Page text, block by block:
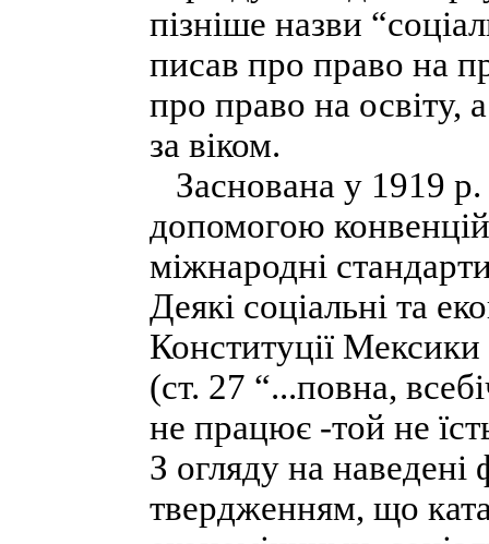
пізніше назви
писав про право на
про право на
за віком.
Заснована у 1919 р.
допомогою
міжнародні
Деякі соціальні та
Конституції
(ст. 27 “...повна,
не працює -той не
З огляду на
твердженням, що